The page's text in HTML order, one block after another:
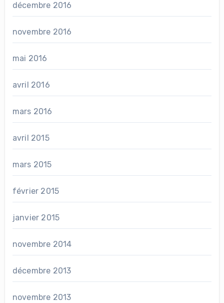
décembre 2016
novembre 2016
mai 2016
avril 2016
mars 2016
avril 2015
mars 2015
février 2015
janvier 2015
novembre 2014
décembre 2013
novembre 2013